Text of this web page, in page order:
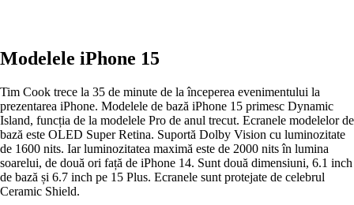
Modelele iPhone 15
Tim Cook trece la 35 de minute de la începerea evenimentului la
prezentarea iPhone. Modelele de bază iPhone 15 primesc Dynamic
Island, funcția de la modelele Pro de anul trecut. Ecranele modelelor de
bază este OLED Super Retina. Suportă Dolby Vision cu luminozitate
de 1600 nits. Iar luminozitatea maximă este de 2000 nits în lumina
soarelui, de două ori față de iPhone 14. Sunt două dimensiuni, 6.1 inch
de bază și 6.7 inch pe 15 Plus. Ecranele sunt protejate de celebrul
Ceramic Shield.